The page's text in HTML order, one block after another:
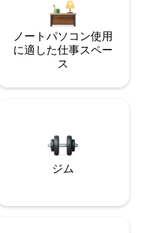
ノートパソコン使用
に適した仕事スペー
ス
ジム